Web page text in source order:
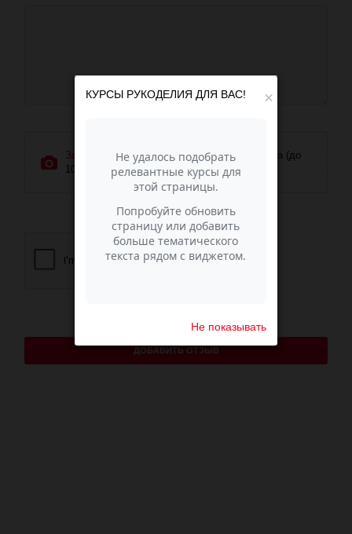
Загрузить фотографии или перетащите сюда (до
10 фото)
ДОБАВИТЬ ОТЗЫВ
×
КУРСЫ РУКОДЕЛИЯ ДЛЯ ВАС!
Не показывать